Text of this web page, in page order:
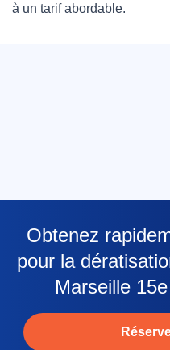
à un tarif abordable.
Obtenez
pour la
Marseille